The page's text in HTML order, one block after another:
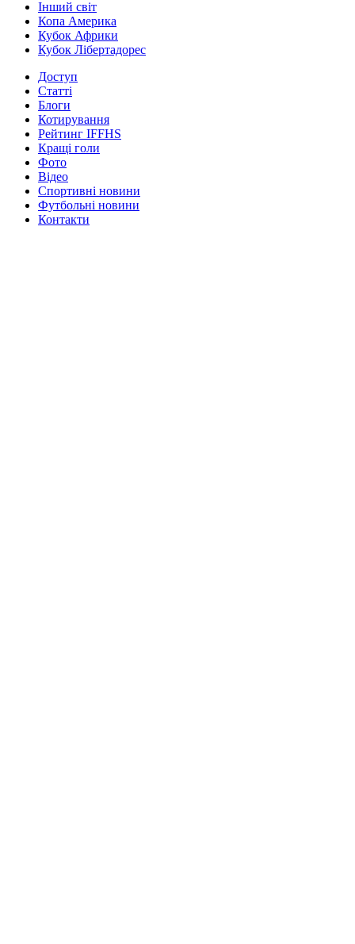
Інший світ
Копа Америка
Кубок Африки
Кубок Лібертадорес
Доступ
Статті
Блоги
Котирування
Рейтинг IFFHS
Кращі голи
Фото
Відео
Спортивні новини
Футбольні новини
Контакти